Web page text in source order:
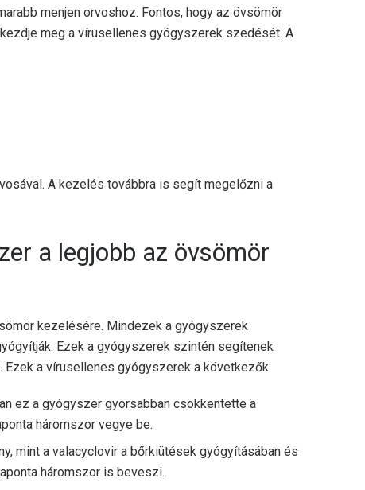
menjen orvoshoz. Fontos, hogy az övsömör
meg a vírusellenes gyógyszerek szedését. A
A kezelés továbbra is segít megelőzni a
a legjobb az övsömör
kezelésére. Mindezek a gyógyszerek
Ezek a gyógyszerek szintén segítenek
a vírusellenes gyógyszerek a következők:
ez a gyógyszer gyorsabban csökkentette a
háromszor vegye be.
mint a valacyclovir a bőrkiütések gyógyításában és
háromszor is beveszi.